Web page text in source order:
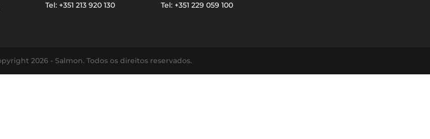
Tel: +351 213 920 130
Tel: +351 229 059 100
2026 - Salmon. Todos os direitos reservados.